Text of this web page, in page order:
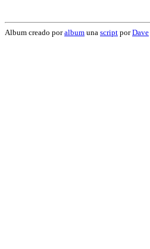
Album creado poralbum una script porDave